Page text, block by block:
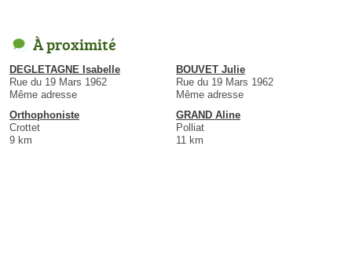
À proximité
DEGLETAGNE Isabelle
Rue du 19 Mars 1962
Même adresse
BOUVET Julie
Rue du 19 Mars 1962
Même adresse
Orthophoniste
Crottet
9 km
GRAND Aline
Polliat
11 km